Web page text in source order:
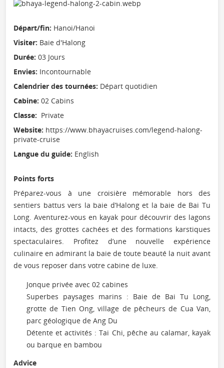
Départ/fin: Hanoi/Hanoi
Visiter: Baie d'Halong
Durée: 03 Jours
Envies: Incontournable
Calendrier des tournées: Départ quotidien
Cabine: 02 Cabins
Classe: Private
Website: https://www.bhayacruises.com/legend-halong-
private-cruise
Langue du guide: English
Points forts
Préparez-vous à une croisière mémorable hors des
sentiers battus vers la baie d’Halong et la baie de Bai Tu
Long. Aventurez-vous en kayak pour découvrir des lagons
intacts, des grottes cachées et des formations karstiques
spectaculaires. Profitez d’une nouvelle expérience
culinaire en admirant la baie de toute beauté la nuit avant
de vous reposer dans votre cabine de luxe.
Jonque privée avec 02 cabines
Superbes paysages marins : Baie de Bai Tu Long,
grotte de Tien Ong, village de pêcheurs de Cua Van,
parc géologique de Ang Du
Détente et activités : Tai Chi, pêche au calamar, kayak
ou barque en bambou
Advice